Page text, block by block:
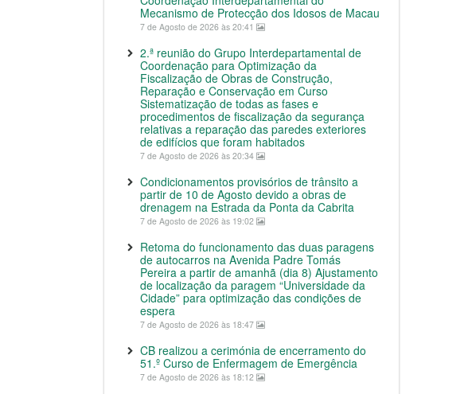
Mecanismo de Protecção dos Idosos de Macau
7 de Agosto de 2026 às 20:41
2.ª reunião do Grupo Interdepartamental de
Coordenação para Optimização da
Fiscalização de Obras de Construção,
Reparação e Conservação em Curso
Sistematização de todas as fases e
procedimentos de fiscalização da segurança
relativas a reparação das paredes exteriores
de edifícios que foram habitados
7 de Agosto de 2026 às 20:34
Condicionamentos provisórios de trânsito a
partir de 10 de Agosto devido a obras de
drenagem na Estrada da Ponta da Cabrita
7 de Agosto de 2026 às 19:02
Retoma do funcionamento das duas paragens
de autocarros na Avenida Padre Tomás
Pereira a partir de amanhã (dia 8) Ajustamento
de localização da paragem “Universidade da
Cidade” para optimização das condições de
espera
7 de Agosto de 2026 às 18:47
CB realizou a cerimónia de encerramento do
51.º Curso de Enfermagem de Emergência
7 de Agosto de 2026 às 18:12